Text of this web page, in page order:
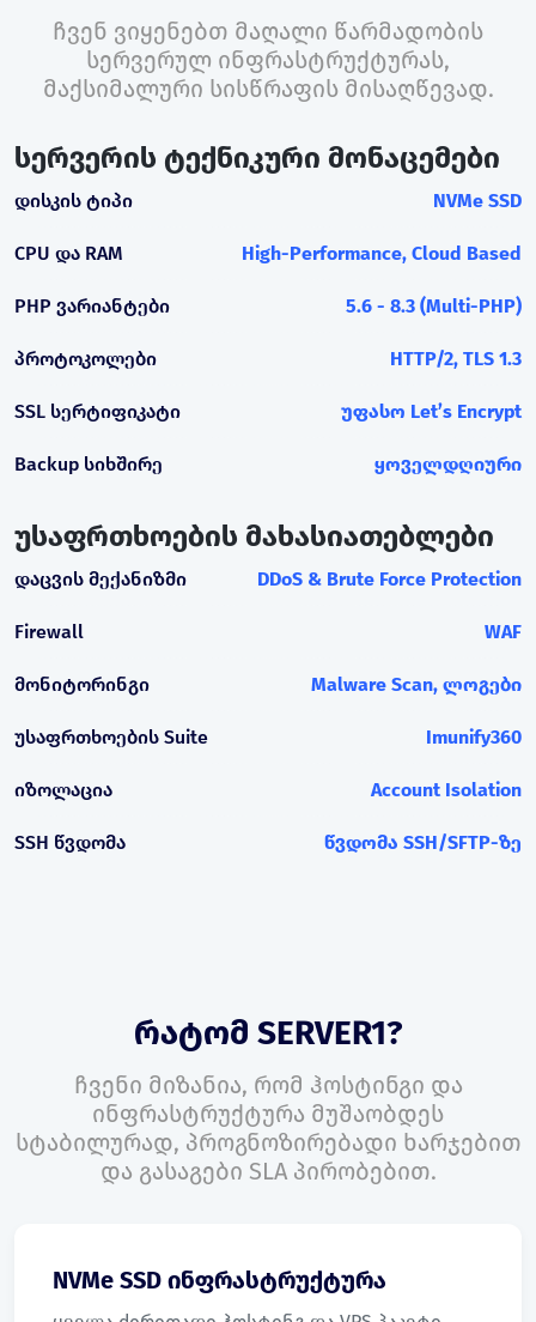
ჩვენ ვიყენებთ მაღალი წარმადობის
სერვერულ ინფრასტრუქტურას,
მაქსიმალური სისწრაფის მისაღწევად.
სერვერის ტექნიკური მონაცემები
დისკის ტიპი NVMe SSD
CPU და RAM High-Performance, Cloud Based
PHP ვარიანტები 5.6 - 8.3 (Multi-PHP)
პროტოკოლები HTTP/2, TLS 1.3
SSL სერტიფიკატი უფასო Let’s Encrypt
Backup სიხშირე ყოველდღიური
უსაფრთხოების მახასიათებლები
დაცვის მექანიზმი DDoS & Brute Force Protection
Firewall WAF
მონიტორინგი Malware Scan, ლოგები
უსაფრთხოების Suite Imunify360
იზოლაცია Account Isolation
SSH წვდომა წვდომა SSH/SFTP-ზე
რატომ SERVER1?
ჩვენი მიზანია, რომ ჰოსტინგი და
ინფრასტრუქტურა მუშაობდეს
სტაბილურად, პროგნოზირებადი ხარჯებით
და გასაგები SLA პირობებით.
NVMe SSD ინფრასტრუქტურა